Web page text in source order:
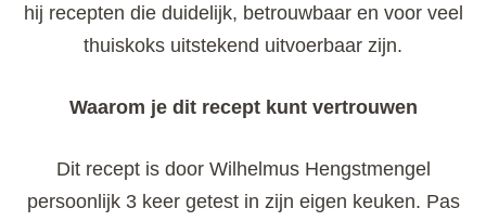
hij recepten die duidelijk, betrouwbaar en voor veel
thuiskoks uitstekend uitvoerbaar zijn.
Waarom je dit recept kunt vertrouwen
Dit recept is door Wilhelmus Hengstmengel
persoonlijk 3 keer getest in zijn eigen keuken. Pas